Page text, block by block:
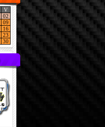
V
02
09
16
23
30